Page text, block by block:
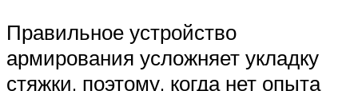
Правильное устройство
армирования усложняет укладку
стяжки, поэтому, когда нет опыта